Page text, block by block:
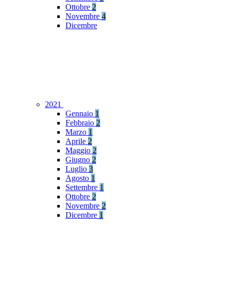
Ottobre 2
Novembre 4
Dicembre
2021
Gennaio 1
Febbraio 2
Marzo 1
Aprile 2
Maggio 2
Giugno 2
Luglio 3
Agosto 1
Settembre 1
Ottobre 2
Novembre 2
Dicembre 1